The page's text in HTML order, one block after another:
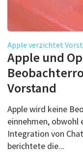
Apple verzichtet
Apple und
Vorstand
Apple wird keine
einnehmen, obwohl
Integration von
berichtete die...